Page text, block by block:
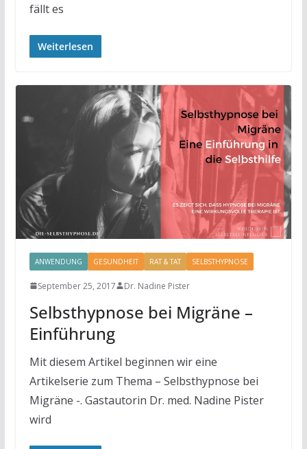
fällt es
Weiterlesen
ANWENDUNG GESUNDHEIT RAT & TAT SELBSTHYPNOSE
September 25, 2017 Dr. Nadine Pister
Selbsthypnose bei Migräne –
Einführung
Mit diesem Artikel beginnen wir eine
Artikelserie zum Thema – Selbsthypnose bei
Migräne -. Gastautorin Dr. med. Nadine Pister
wird